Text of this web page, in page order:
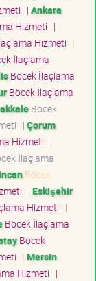
| Ankara
Hizmeti |
Hizmeti |
İlaçlama
Böcek İlaçlama
Böcek İlaçlama
Böcek
| Çorum
Hizmeti |
İlaçlama
Böcek
| Eskişehir
Hizmeti |
Böcek İlaçlama
Böcek
| Mersin
Hizmeti |